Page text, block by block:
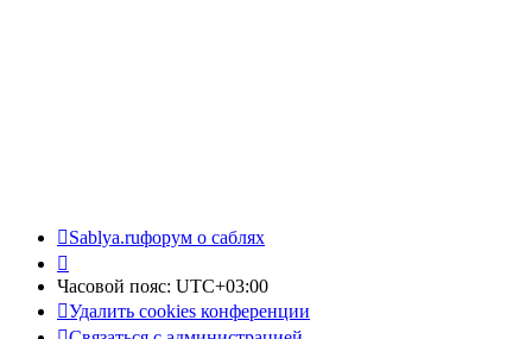
Sablya.ruфорум о саблях
Часовой пояс: UTC+03:00
Удалить cookies конференции